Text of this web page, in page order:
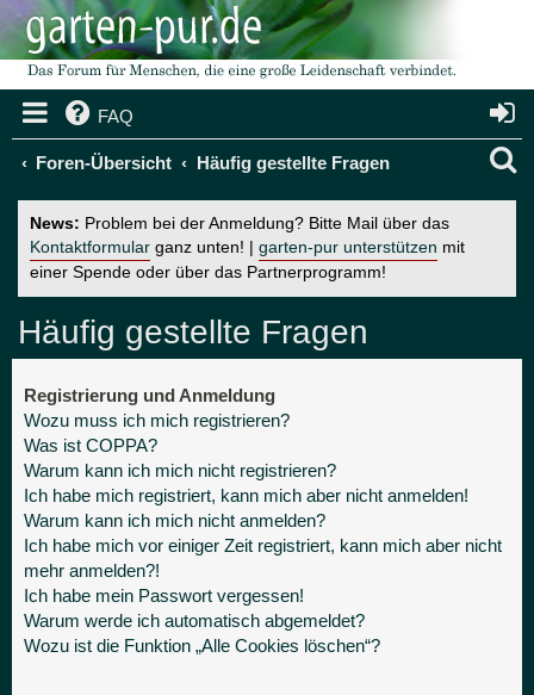
FAQ
Foren-Übersicht Häufig gestellte Fragen
News: Problem bei der Anmeldung? Bitte Mail über das
Kontaktformular ganz unten! | garten-pur unterstützen mit
einer Spende oder über das Partnerprogramm!
Häufig gestellte Fragen
Registrierung und Anmeldung
Wozu muss ich mich registrieren?
Was ist COPPA?
Warum kann ich mich nicht registrieren?
Ich habe mich registriert, kann mich aber nicht anmelden!
Warum kann ich mich nicht anmelden?
Ich habe mich vor einiger Zeit registriert, kann mich aber nicht
mehr anmelden?!
Ich habe mein Passwort vergessen!
Warum werde ich automatisch abgemeldet?
Wozu ist die Funktion „Alle Cookies löschen“?